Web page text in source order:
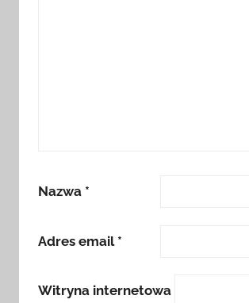
Nazwa *
Adres email *
Witryna internetowa